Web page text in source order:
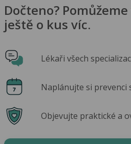
Dočteno?
ještě o kus víc.
Lékaři všech
Naplánujte si prevenci
Objevujte praktické a